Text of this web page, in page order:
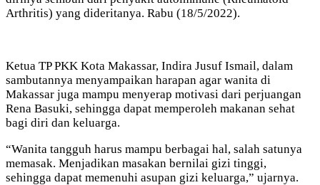
Arthritis) yang dideritanya. Rabu (18/5/2022).
Ketua TP PKK Kota Makassar, Indira Jusuf Ismail, dalam
sambutannya menyampaikan harapan agar wanita di
Makassar juga mampu menyerap motivasi dari perjuangan
Rena Basuki, sehingga dapat memperoleh makanan sehat
bagi diri dan keluarga.
“Wanita tangguh harus mampu berbagai hal, salah satunya
memasak. Menjadikan masakan bernilai gizi tinggi,
sehingga dapat memenuhi asupan gizi keluarga,” ujarnya.